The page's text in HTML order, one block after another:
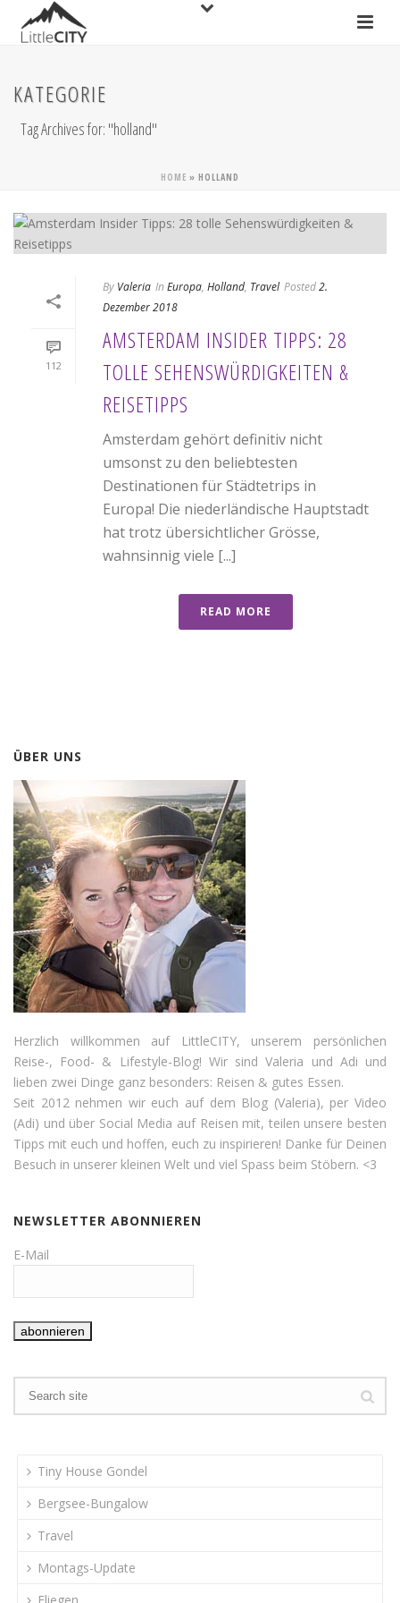
KATEGORIE
Tag Archives for: "holland"
HOME » HOLLAND
112
By Valeria In Europa, Holland, Travel Posted2.
Dezember 2018
AMSTERDAM INSIDER TIPPS: 28
TOLLE SEHENSWÜRDIGKEITEN &
REISETIPPS
Amsterdam gehört definitiv nicht
umsonst zu den beliebtesten
Destinationen für Städtetrips in
Europa! Die niederländische Hauptstadt
hat trotz übersichtlicher Grösse,
wahnsinnig viele [...]
READ MORE
ÜBER UNS
Herzlich willkommen auf LittleCITY, unserem persönlichen
Reise-, Food- & Lifestyle-Blog! Wir sind Valeria und Adi und
lieben zwei Dinge ganz besonders: Reisen & gutes Essen.
Seit 2012 nehmen wir euch auf dem Blog (Valeria), per Video
(Adi) und über Social Media auf Reisen mit, teilen unsere besten
Tipps mit euch und hoffen, euch zu inspirieren! Danke für Deinen
Besuch in unserer kleinen Welt und viel Spass beim Stöbern. <3
NEWSLETTER ABONNIEREN
E-Mail
Tiny House Gondel
Bergsee-Bungalow
Travel
Montags-Update